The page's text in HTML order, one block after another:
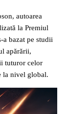
autoarea
la Premiul
a bazat pe studii
apărării,
tuturor celor
la nivel global.